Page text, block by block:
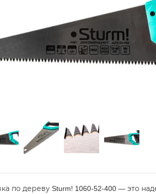
по дереву Sturm! 1060-52-400 — это